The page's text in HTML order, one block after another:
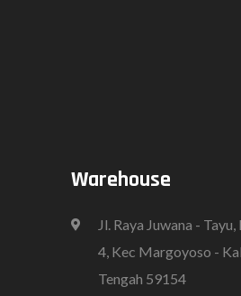
Warehouse
Jl. Raya Juwana -
4, Kec Margoyoso -
Tengah 59154